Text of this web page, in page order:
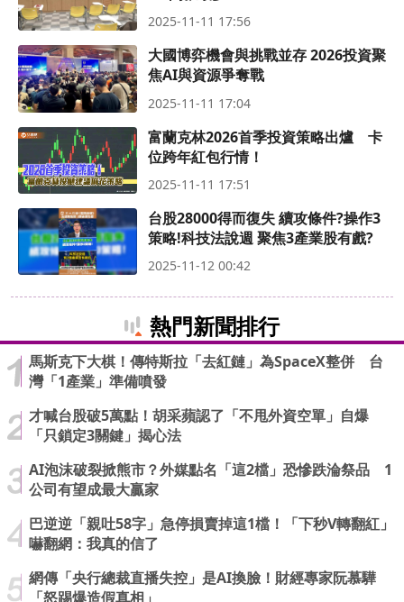
2025-11-11 17:56
大國博弈機會與挑戰並存 2026投資聚
焦AI與資源爭奪戰
2025-11-11 17:04
富蘭克林2026首季投資策略出爐 卡
位跨年紅包行情！
2025-11-11 17:51
台股28000得而復失 續攻條件?操作3
策略!科技法說週 聚焦3產業股有戲?
2025-11-12 00:42
熱門新聞排行
馬斯克下大棋！傳特斯拉「去紅鏈」為SpaceX整併 台
灣「1產業」準備噴發
才喊台股破5萬點！胡采蘋認了「不甩外資空單」自爆
「只鎖定3關鍵」揭心法
AI泡沫破裂掀熊市？外媒點名「這2檔」恐慘跌淪祭品 1
公司有望成最大贏家
巴逆逆「親吐58字」急停損賣掉這1檔！「下秒V轉翻紅」
嚇翻網：我真的信了
網傳「央行總裁直播失控」是AI換臉！財經專家阮慕驊
「怒踢爆造假真相」